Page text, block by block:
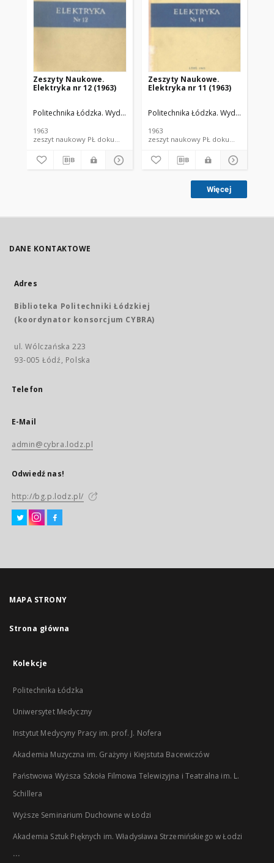
Zeszyty Naukowe.
Elektryka nr 12 (1963)
Politechnika Łódzka. Wydział Elektrotechniki, Elektroniki, Informatyki i
1963
zeszyt naukowy PŁ dokument piśmienniczy; dokument elektroniczny
Zeszyty Naukowe.
Elektryka nr 11 (1963)
Politechnika Łódzka. Wydział
1963
zeszyt naukowy PŁ
Więcej
DANE KONTAKTOWE
Adres
Biblioteka Politechniki Łódzkiej
(koordynator konsorcjum CYBRA)
ul. Wólczańska 223
93-005 Łódź, Polska
Telefon
E-Mail
admin@cybra.lodz.pl
Odwiedź nas!
http://bg.p.lodz.pl/
MAPA STRONY
Strona główna
Kolekcje
Politechnika Łódzka
Uniwersytet Medyczny
Instytut Medycyny Pracy im. prof. J. Nofera
Akademia Muzyczna im. Grażyny i Kiejstuta Bacewiczów
Państwowa Wyższa Szkoła Filmowa Telewizyjna i Teatralna im. L.
Schillera
Wyższe Seminarium Duchowne w Łodzi
Akademia Sztuk Pięknych im. Władysława Strzemińskiego w Łodzi
...